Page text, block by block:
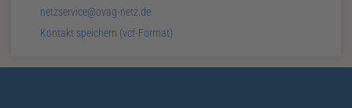
Mail:
netzservice@ovag-netz.de
Card:Kontakt speichern (vcf-Format)